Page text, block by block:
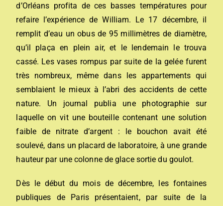
d’Orléans profita de ces basses températures pour
refaire l’expérience de William. Le 17 décembre, il
remplit d’eau un obus de 95 millimètres de diamètre,
qu’il plaça en plein air, et le lendemain le trouva
cassé. Les vases rompus par suite de la gelée furent
très nombreux, même dans les appartements qui
semblaient le mieux à l’abri des accidents de cette
nature. Un journal publia une photographie sur
laquelle on vit une bouteille contenant une solution
faible de nitrate d’argent : le bouchon avait été
soulevé, dans un placard de laboratoire, à une grande
hauteur par une colonne de glace sortie du goulot.
Dès le début du mois de décembre, les fontaines
publiques de Paris présentaient, par suite de la